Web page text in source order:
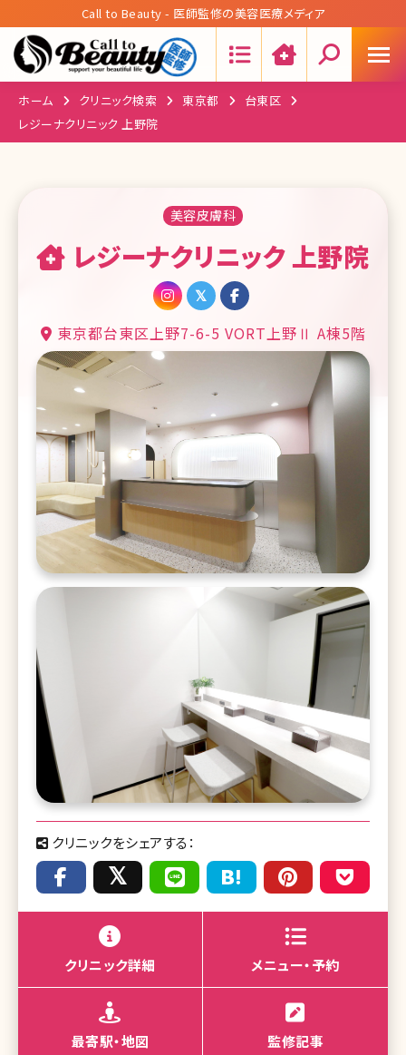
Call to Beauty - 医師監修の美容医療メディア
ホーム クリニック検索 東京都
台東区
レジーナクリニック 上野院
美容皮膚科
レジーナクリニック 上野院
東京都台東区上野7-6-5 VORT上野Ⅱ A棟5階
クリニックをシェアする：
クリニック詳細 メニュー・予約
最寄駅・地図 監修記事